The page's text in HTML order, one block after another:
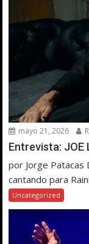
mayo 21, 2026
Entrevista: JOE
por Jorge
cantando para
Uncategorized